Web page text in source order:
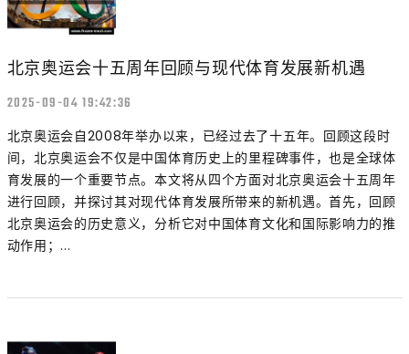
北京奥运会十五周年回顾与现代体育发展新机遇
2025-09-04 19:42:36
北京奥运会自2008年举办以来，已经过去了十五年。回顾这段时
间，北京奥运会不仅是中国体育历史上的里程碑事件，也是全球体
育发展的一个重要节点。本文将从四个方面对北京奥运会十五周年
进行回顾，并探讨其对现代体育发展所带来的新机遇。首先，回顾
北京奥运会的历史意义，分析它对中国体育文化和国际影响力的推
动作用；...